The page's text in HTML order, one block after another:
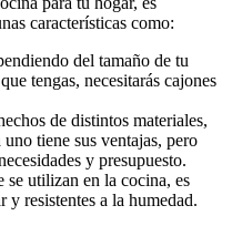
características como:
del tamaño de tu
tengas, necesitarás cajones
de distintos materiales,
tiene sus ventajas, pero
y presupuesto.
se utilizan en la cocina, es
y resistentes a la humedad.